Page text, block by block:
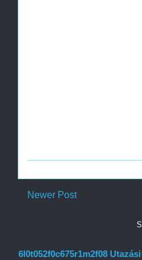
Newer Post
6l0t052f0c675r1m2f08